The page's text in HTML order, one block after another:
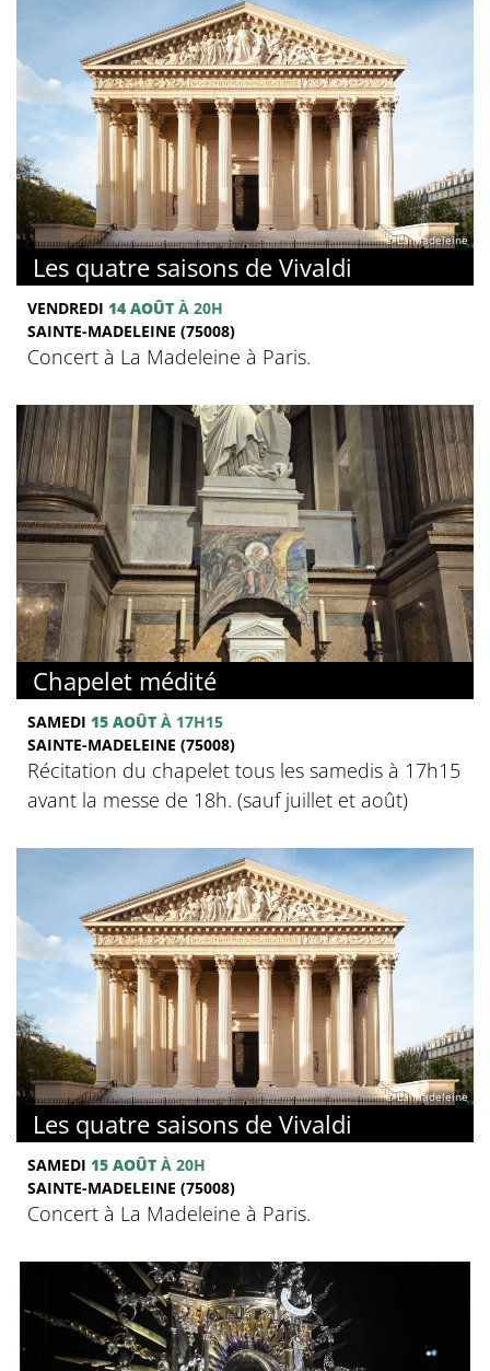
© La Madeleine
Les quatre saisons de Vivaldi
VENDREDI 14 AOÛT À 20H
SAINTE-MADELEINE (75008)
Concert à La Madeleine à Paris.
Chapelet médité
SAMEDI 15 AOÛT À 17H15
SAINTE-MADELEINE (75008)
Récitation du chapelet tous les samedis à 17h15
avant la messe de 18h. (sauf juillet et août)
© La Madeleine
Les quatre saisons de Vivaldi
SAMEDI 15 AOÛT À 20H
SAINTE-MADELEINE (75008)
Concert à La Madeleine à Paris.